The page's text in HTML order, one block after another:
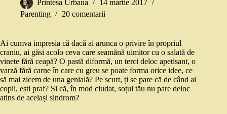
Printesa Urbana
14 martie 2017
Parenting
20 comentarii
Ai cumva impresia că dacă ai arunca o privire în propriul
craniu, ai găsi acolo ceva care seamănă uimitor cu o salată de
vinete fără ceapă? O pastă diformă, un terci deloc apetisant, o
varză fără carne în care cu greu se poate forma orice idee, ce
să mai zicem de una genială? Pe scurt, ți se pare că de când ai
copii, ești praf? Și că, în mod ciudat, soțul tău nu pare deloc
atins de același sindrom?